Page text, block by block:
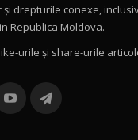
Noul MG HS / Test Drive
16:48
combină aventura cu
36:08
drepturile conexe,
Republica Moldova.
urile şi share-urile